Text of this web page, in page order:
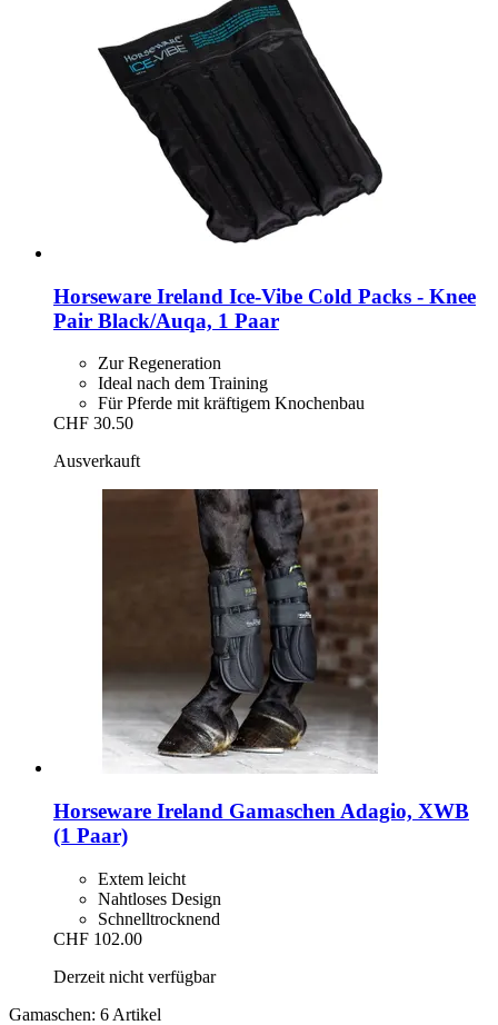
Horseware Ireland Ice-​Vibe Cold Packs -​ Knee
Pair Black/Auqa, 1 Paar
Zur Regeneration
Ideal nach dem Training
Für Pferde mit kräftigem Knochenbau
CHF 30.50
Ausverkauft
Horseware Ireland Gamaschen Adagio, XWB
(1 Paar)
Extem leicht
Nahtloses Design
Schnelltrocknend
CHF 102.00
Derzeit nicht verfügbar
Gamaschen: 6 Artikel